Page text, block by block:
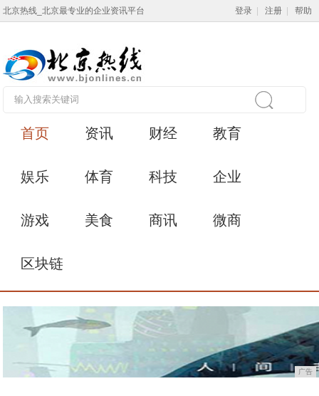
北京热线_北京最专业的企业资讯平台 登录 注册 帮助
首页 资讯 财经 教育
娱乐 体育 科技 企业
游戏 美食 商讯 微商
区块链
广告